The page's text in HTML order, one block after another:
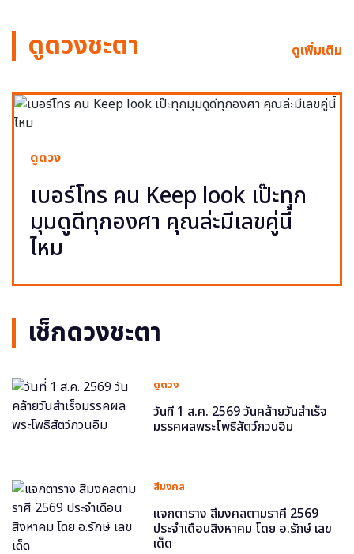
ดูดวงชะตา ดูเพิ่มเติม
ดูดวง
เบอร์โทร คน Keep look เป๊ะทุก
มุมดูดีทุกองศา คุณล่ะมีเลขคู่นี้
ไหม
เช็กดวงชะตา
ดูดวง
วันที่ 1 ส.ค. 2569 วันคล้ายวันสำเร็จ
มรรคผลพระโพธิสัตว์กวนอิม
สีมงคล
แจกตาราง สีมงคลตามราศี 2569
ประจำเดือนสิงหาคม โดย อ.รักษ์ เลข
เด็ด